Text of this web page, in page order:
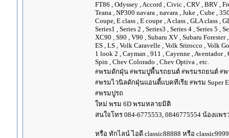
FT86 , Odyssey , Accord , Civic , CRV , BRV ,
Teana , NP300 navara , navara , Juke , Cube ,
Coupe, E class , E coupe , A class , GLA class ,
Series1 , Series 2 , Series3 , Series 4 , Series 5 ,
XC90 , S90 , V90 , Subaru XV , Subaru
ES , LS , Volk Caravelle , Volk Srirocco , Volk
1 look 2 , Cayman , 911 , Cayenne , Aventador
Spin , Chev Colorado , Chev Optiva , etc.
#พรมดักฝุ่น #พรมปูพื้นรถยนต์ #พรมรถยนต์ #พ
#พรมไวนิลดักฝุ่นแอนตี้แบคทีเรีย #พรม Super
#พรมปูรถ
ใหม่ พรม 6D พรมหลายมิติ
สนใจโทร 084-6775553, 0846775554 น้องแพร
หรือ ทักไลน์ ไอดี classic88888 หรือ